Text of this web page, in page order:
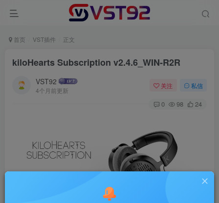
首页 VST插件 正文
kiloHearts Subscription v2.4.6_WIN-R2R
VST92
4个月前更新
关注 私信
0 98 24